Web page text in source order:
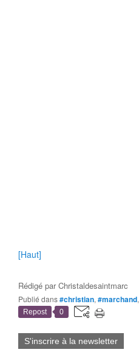
[Haut]
Rédigé parChristaldesaintmarc
Publié dans#christian, #marchand,
Repost 0
S'inscrire à la newsletter